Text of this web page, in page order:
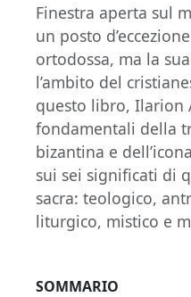
Finestra aperta sul
un posto
ortodossa, ma la
l’ambito del
questo libro, Ilarion
fondamentali della
bizantina e
sui sei significati di
sacra: teologico,
liturgico, mistico e
SOMMARIO